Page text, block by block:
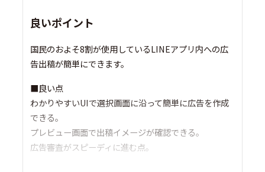
良いポイント
国民のおよそ8割が使用しているLINEアプリ内への広
告出稿が簡単にできます。
■良い点
わかりやすいUIで選択画面に沿って簡単に広告を作成
できる。
プレビュー画面で出稿イメージが確認できる。
広告審査がスピーディに進む点。